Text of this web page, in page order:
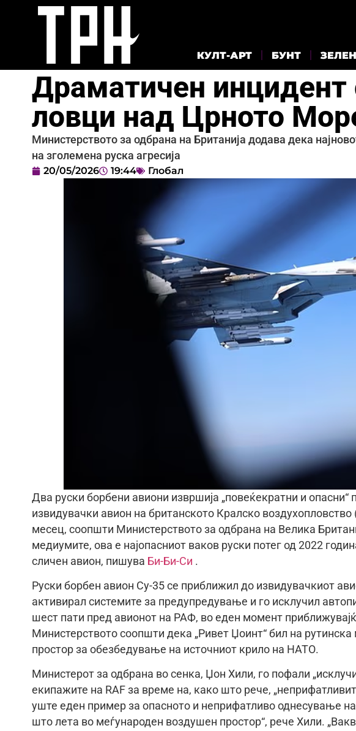
КУЛТ-АРТ БУНТ
Драматичен инцидент
ловци над Црното
Министерството за одбрана на Британија додава дека
на зголемена руска агресија
20/05/2026 19:44 Глобал
Два руски борбени авиони извршија „повеќекратни и
извидувачки авион на британското Кралско
месец, соопшти Министерството за одбрана на Велика
медиумите, ова е најопасниот ваков руски потег од 2022
сличен авион, пишува Би-Би-Си .
Руски борбен авион Су-35 се приближил до извидувачкиот
активирал системите за предупредување и го исклучил
шест пати пред авионот на РАФ, во еден момент
Министерството соопшти дека „Ривет Џоинт“ бил на
простор за обезбедување на источниот крило на НАТО.
Министерот за одбрана во сенка, Џон Хили, го пофали
екипажите на RAF за време на, како што рече,
уште еден пример за опасното и неприфатливо однесување
што лета во меѓународен воздушен простор“, рече Хили.